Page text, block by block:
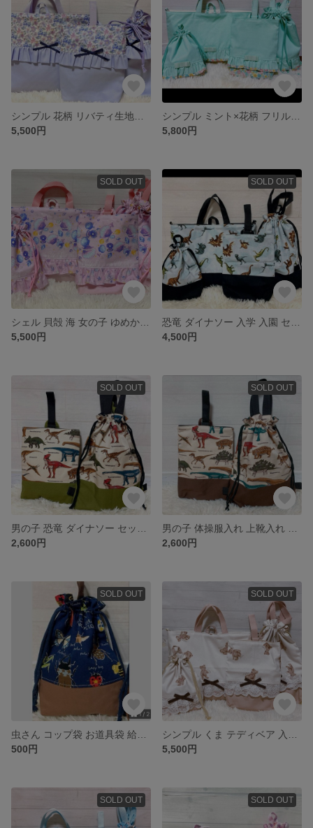
5,500円
5,800円
SOLD OUT
5,500円
SOLD OUT
4,500円
SOLD OUT
2,600円
SOLD OUT
2,600円
SOLD OUT
500円
SOLD OUT
5,500円
SOLD OUT SOLD OUT